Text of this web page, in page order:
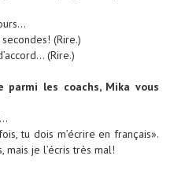
(Rire.)
(Rire.)
les coachs, Mika vous
tu dois m’écrire en français».
mais je l’écris très mal!